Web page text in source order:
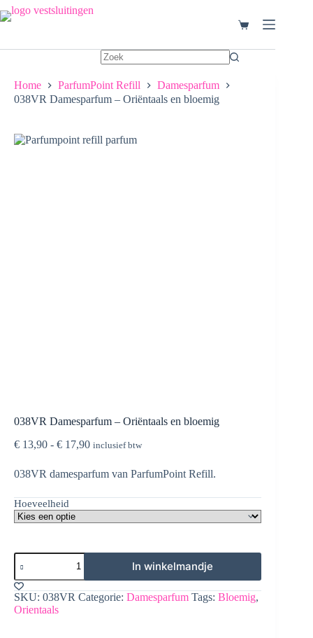
Ga
naar
Winkelwagen
Home ParfumPoint Refill
Damesparfum
038VR Damesparfum – Oriëntaals en bloemig
038VR Damesparfum – Oriëntaals en bloemig
€ 13,90 - € 17,90Prijsklasse:
tot
€ 17,90
inclusief btw
038VR damesparfum van ParfumPoint Refill.
Hoeveelheid
038VR
Damesparfum
-
Oriëntaals
en
bloemig
In winkelmandje
SKU: 038VR Categorie: Damesparfum Tags: Bloemig,
Orientaals